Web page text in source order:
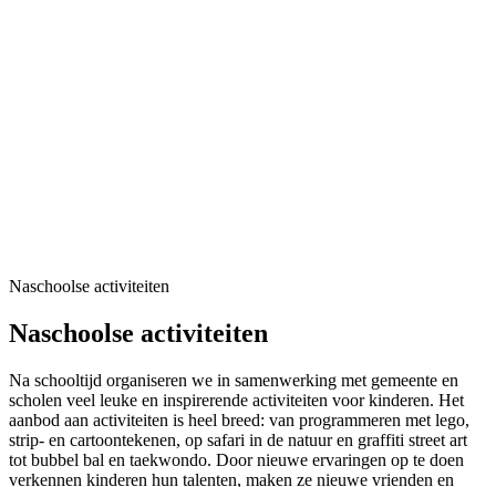
Naschoolse activiteiten
Naschoolse activiteiten
Na schooltijd organiseren we in samenwerking met gemeente en
scholen veel leuke en inspirerende activiteiten voor kinderen. Het
aanbod aan activiteiten is heel breed: van programmeren met lego,
strip- en cartoontekenen, op safari in de natuur en graffiti street art
tot bubbel bal en taekwondo. Door nieuwe ervaringen op te doen
verkennen kinderen hun talenten, maken ze nieuwe vrienden en